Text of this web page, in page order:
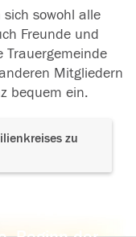
sowohl alle
Freunde und
Trauergemeinde
Mitgliedern
bequem ein.
zu